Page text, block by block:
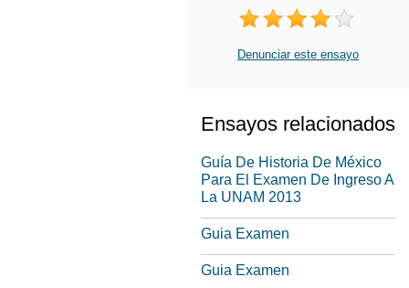
Denunciar este ensayo
Ensayos relacionados
Guía De Historia De México
Para El Examen De Ingreso A
La UNAM 2013
Guia Examen
Guia Examen